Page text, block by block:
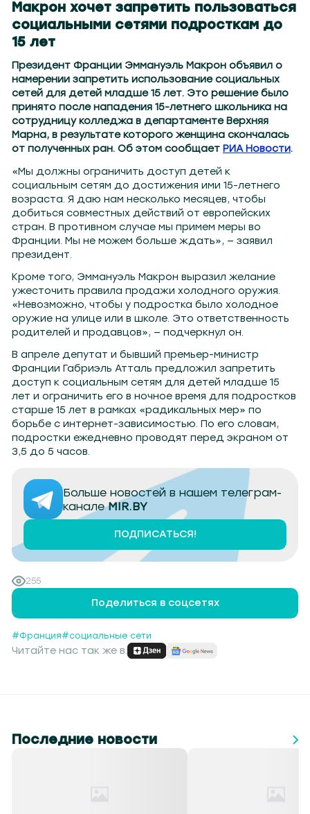
Макрон хочет запретить пользоваться
социальными сетями подросткам до
15 лет
Президент Франции Эммануэль Макрон объявил о
намерении запретить использование социальных
сетей для детей младше 15 лет. Это решение было
принято после нападения 15-летнего школьника на
сотрудницу колледжа в департаменте Верхняя
Марна, в результате которого женщина скончалась
от полученных ран. Об этом сообщает РИА Новости.
«Мы должны ограничить доступ детей к
социальным сетям до достижения ими 15-летнего
возраста. Я даю нам несколько месяцев, чтобы
добиться совместных действий от европейских
стран. В противном случае мы примем меры во
Франции. Мы не можем больше ждать», — заявил
президент.
Кроме того, Эммануэль Макрон выразил желание
ужесточить правила продажи холодного оружия.
«Невозможно, чтобы у подростка было холодное
оружие на улице или в школе. Это ответственность
родителей и продавцов», — подчеркнул он.
В апреле депутат и бывший премьер-министр
Франции Габриэль Атталь предложил запретить
доступ к социальным сетям для детей младше 15
лет и ограничить его в ночное время для подростков
старше 15 лет в рамках «радикальных мер» по
борьбе с интернет-зависимостью. По его словам,
подростки ежедневно проводят перед экраном от
3,5 до 5 часов.
Больше новостей в нашем телеграм-
каналеMIR.BY
ПОДПИСАТЬСЯ!
255
Поделиться в соцсетях
#Франция#социальные сети
Читайте нас так же в:
Последние новости